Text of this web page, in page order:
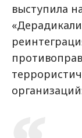
выступила